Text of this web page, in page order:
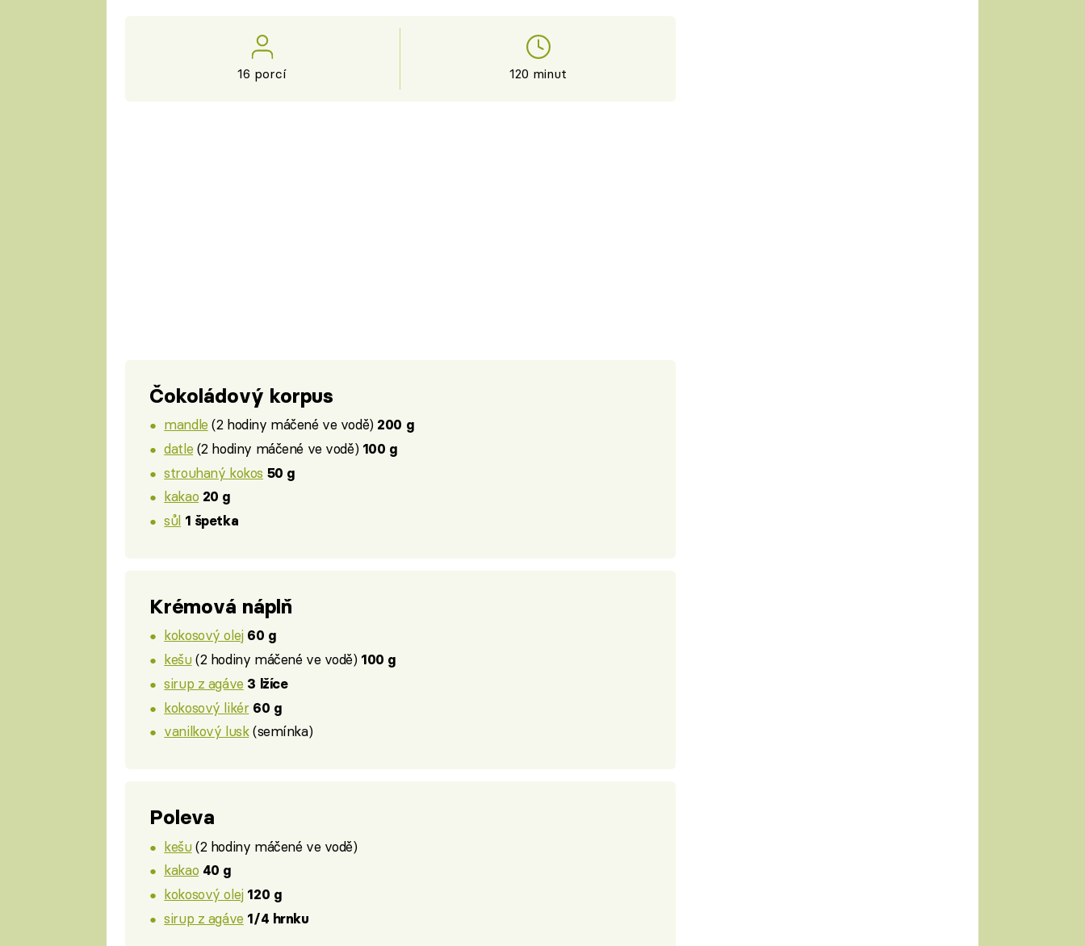
16 porcí 120 minut
Čokoládový korpus
mandle (2 hodiny máčené ve vodě) 200 g
datle (2 hodiny máčené ve vodě) 100 g
strouhaný kokos 50 g
kakao 20 g
sůl 1 špetka
Krémová náplň
kokosový olej 60 g
kešu(2 hodiny máčené ve vodě) 100 g
sirup z agáve 3 lžíce
kokosový likér 60 g
vanilkový lusk(semínka)
Poleva
kešu(2 hodiny máčené ve vodě)
kakao 40 g
kokosový olej 120 g
sirup z agáve 1/4 hrnku